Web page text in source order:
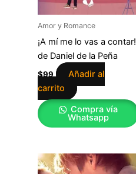
Amor y Romance
¡A mí me lo vas a contar!
de Daniel de la Peña
$99
Añadir al
carrito
Compra vía
Whatsapp